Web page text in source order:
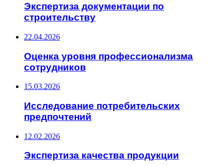
Экспертиза документации по
строительству
22.04.2026
Оценка уровня профессионализма
сотрудников
15.03.2026
Исследование потребительских
предпочтений
12.02.2026
Экспертиза качества продукции